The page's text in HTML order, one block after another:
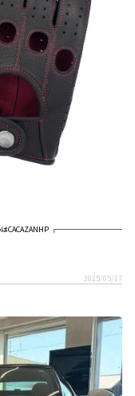
求めはCACAZANHP ┌─────────
2025/05/17